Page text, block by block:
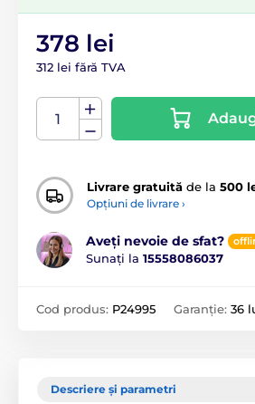
378 lei
312 lei fără TVA
Livrare gratuită de la 500
Opțiuni de livrare ›
Aveți nevoie de sfat?
Sunați la 15558086037
Cod produs: P24995 Garanție: 36
Descriere și parametri